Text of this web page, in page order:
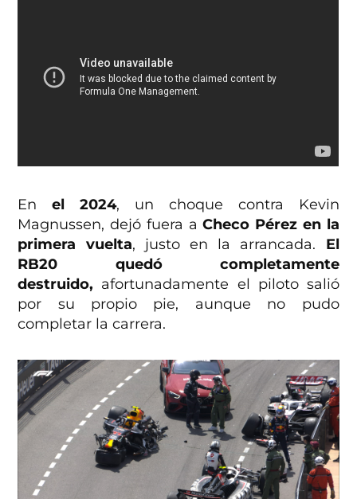
Enel 2024, un choque contra Kevin
Magnussen, dejó fuera aCheco Pérez en la
primera vuelta, justo en la arrancada. El
RB20 quedó completamente
destruido, afortunadamente el piloto salió
por su propio pie, aunque no pudo
completar la carrera.